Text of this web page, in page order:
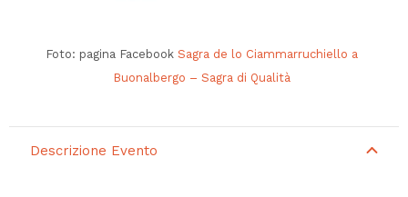
Foto: pagina Facebook Sagra de lo Ciammarruchiello a
Buonalbergo – Sagra di Qualità
Descrizione Evento